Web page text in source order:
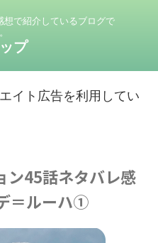
想で紹介しているブログで
プ
イト広告を利用してい
ン45話ネタバレ感
＝ルーハ①